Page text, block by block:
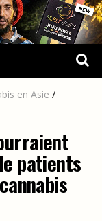
en Asie /
patients